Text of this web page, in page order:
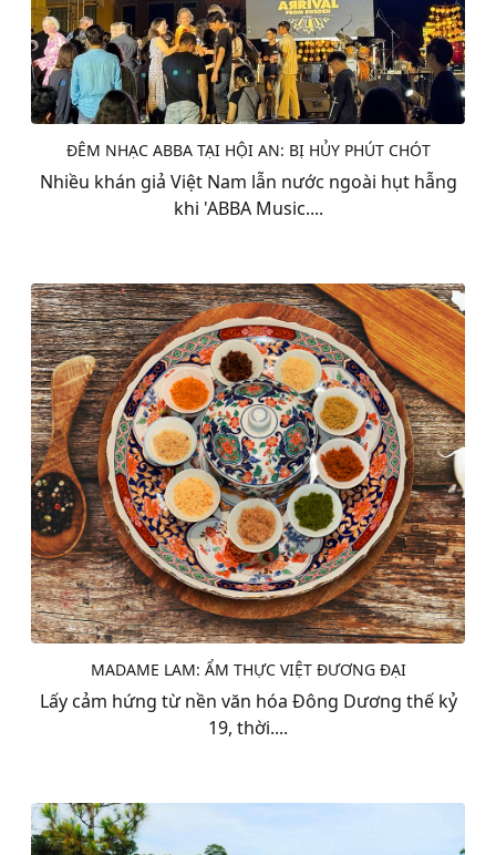
ĐÊM NHẠC ABBA TẠI HỘI AN: BỊ HỦY PHÚT CHÓT
Nhiều khán giả Việt Nam lẫn nước ngoài hụt hẫng
khi 'ABBA Music....
MADAME LAM: ẨM THỰC VIỆT ĐƯƠNG ĐẠI
Lấy cảm hứng từ nền văn hóa Đông Dương thế kỷ
19, thời....